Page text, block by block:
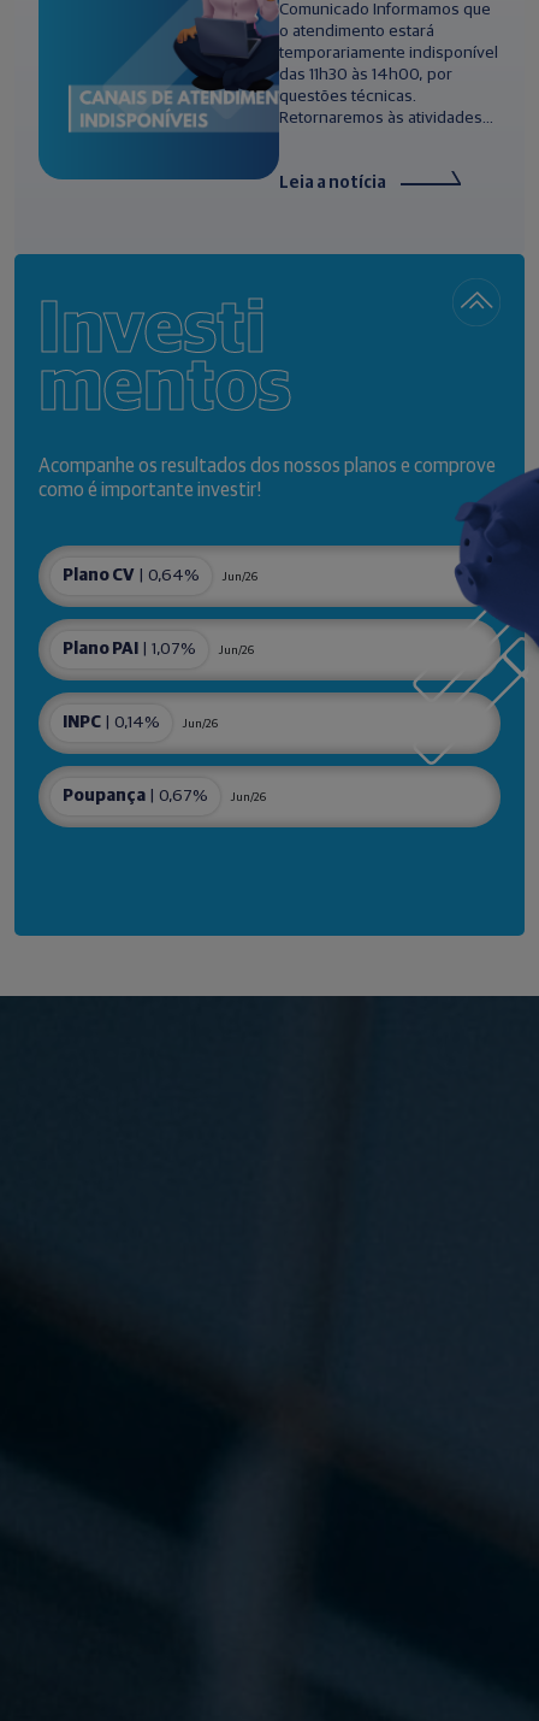
Comunicado Informamos que
o atendimento estará
temporariamente indisponível
das 11h30 às 14h00, por
questões técnicas.
Retornaremos às atividades...
Leia a notícia
Investi
mentos
Acompanhe os resultados dos nossos planos e comprove
como é importante investir!
Plano CV | 0,64% Jun/26
Plano PAI | 1,07% Jun/26
INPC | 0,14% Jun/26
Poupança | 0,67% Jun/26